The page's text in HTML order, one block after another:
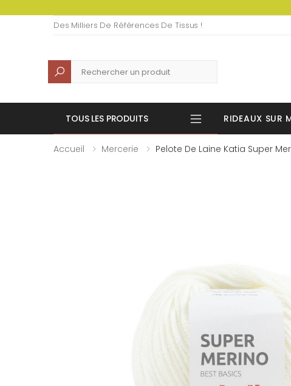
Des Milliers De Références De Tissus !
Recherche
TOUS LES PRODUITS RIDEAUX SUR
Accueil Mercerie Pelote De Laine Katia Super